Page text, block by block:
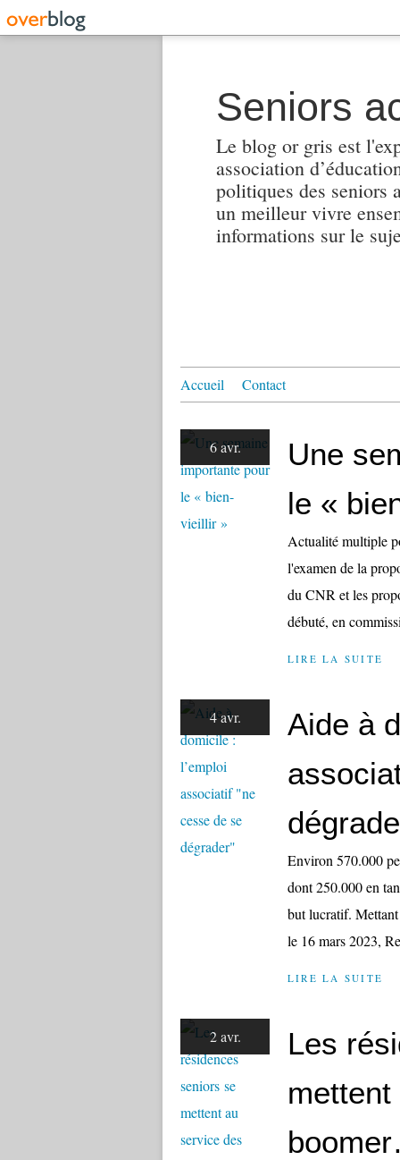
Seniors
Le blog or gris est
association
politiques des seniors
un meilleur vivre
informations sur le
Accueil Contact
6 avr.
Une
le «
Actualité multiple
l'examen de la
du CNR et les
débuté, en
LIRE LA SUITE
4 avr.
Aide à
Environ 570.000
dont 250.000 en
but lucratif. Mettant
le 16 mars 2023,
LIRE LA SUITE
2 avr.
Les